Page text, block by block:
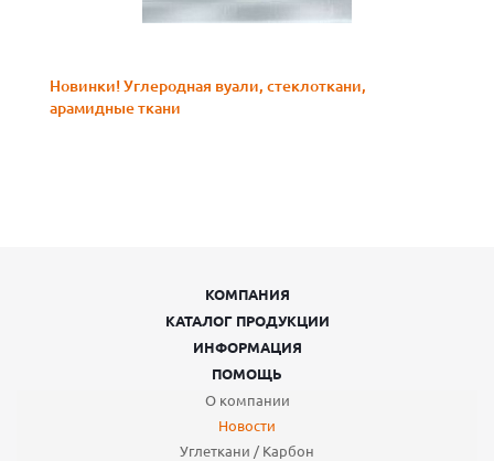
Новинки! Углеродная вуали, стеклоткани,
арамидные ткани
КОМПАНИЯ
КАТАЛОГ ПРОДУКЦИИ
ИНФОРМАЦИЯ
ПОМОЩЬ
О компании
Новости
Углеткани / Карбон